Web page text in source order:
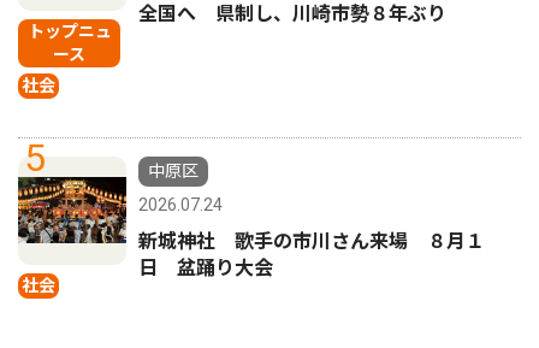
トップニュ
ース
社会
全国へ 県制し、川崎市勢８年ぶり
5
社会
中原区
2026.07.24
新城神社 歌手の市川さん来場 ８月１
日 盆踊り大会